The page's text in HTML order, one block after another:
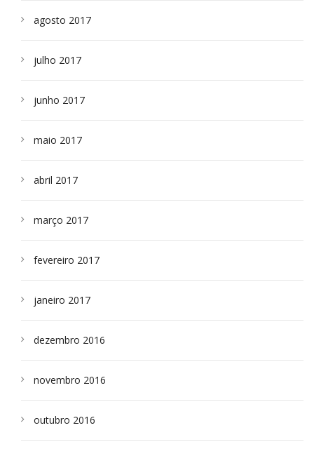
agosto 2017
julho 2017
junho 2017
maio 2017
abril 2017
março 2017
fevereiro 2017
janeiro 2017
dezembro 2016
novembro 2016
outubro 2016